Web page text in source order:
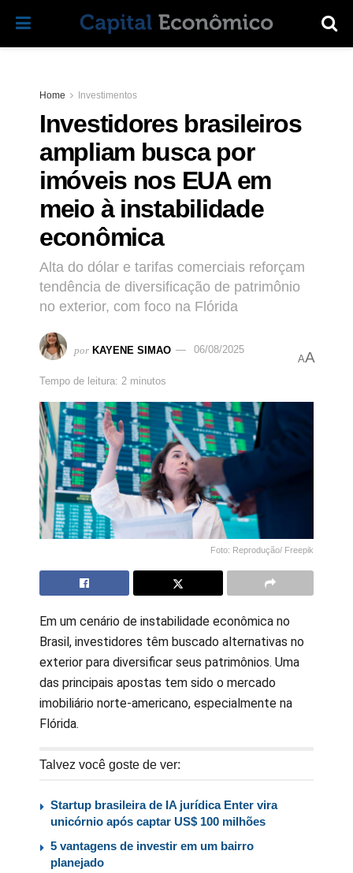
Home Investimentos
Investidores brasileiros
ampliam busca por
imóveis nos EUA em
meio à instabilidade
econômica
Alta do dólar e tarifas comerciais reforçam
tendência de diversificação de patrimônio
no exterior, com foco na Flórida
por KAYENE SIMAO 06/08/2025
Tempo de leitura: 2 minutos
AA
Foto: Reprodução/ Freepik
Em um cenário de instabilidade econômica no
Brasil, investidores têm buscado alternativas no
exterior para diversificar seus patrimônios. Uma
das principais apostas tem sido o mercado
imobiliário norte-americano, especialmente na
Flórida.
Talvez você goste de ver:
Startup brasileira de IA jurídica Enter vira
unicórnio após captar US$ 100 milhões
5 vantagens de investir em um bairro
planejado